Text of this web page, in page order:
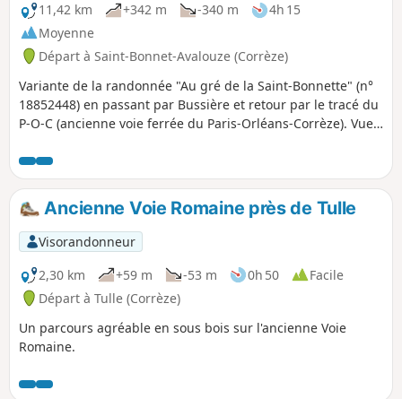
11,42 km
+342 m -340 m
4h 15
Moyenne
Départ à Saint-Bonnet-Avalouze (Corrèze)
Variante de la randonnée "Au gré de la Saint-Bonnette" (n°
18852448) en passant par Bussière et retour par le tracé du
P-O-C (ancienne voie ferrée du Paris-Orléans-Corrèze). Vue
sous-bois et paysages ouverts.
Ancienne Voie Romaine près de Tulle
Visorandonneur
2,30 km
+59 m -53 m 0h 50
Facile
Départ à Tulle (Corrèze)
Un parcours agréable en sous bois sur l'ancienne Voie
Romaine.